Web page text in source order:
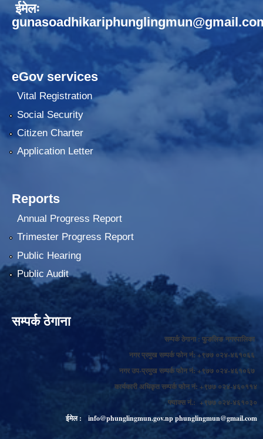
ईमेलः
eGov services
Vital Registration
Social Security
Citizen Charter
Application Letter
Reports
Annual Progress Report
Trimester Progress Report
Public Hearing
Public Audit
सम्पर्क ठेगाना
सम्पर्क ठेगाना : फुङलिङ नगरपालिका
नगर प्रमुख सम्पर्क फोन नं: +९७७ ०२४-४६१०६६
नगर उप-प्रमुख सम्पर्क फोन नं: +९७७ ०२४-४६१०६७
कार्यकारी अधिकृत सम्पर्क फोन नं: +९७७ ०२४-४६०११४
फ्याक्स नं.: +९७७ ०२४-४६१०३०
ईमेल :
info@phunglingmun.gov.npphunglingmun@gmail.com